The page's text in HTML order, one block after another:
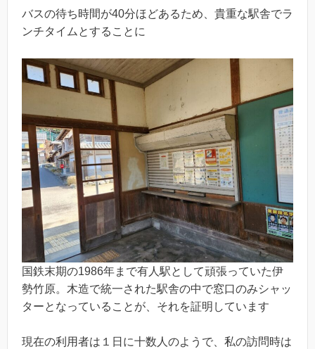
バスの待ち時間が40分ほどあるため、貴重な駅舎でラ
ンチタイムとすることに
国鉄末期の1986年まで有人駅として頑張っていた伊
勢竹原。木造で統一された駅舎の中で窓口のみシャッ
ターとなっていることが、それを証明しています
現在の利用者は１日に十数人のようで、私の訪問時は